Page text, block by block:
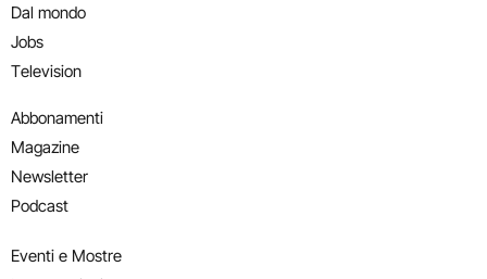
Dal mondo
Jobs
Television
Abbonamenti
Magazine
Newsletter
Podcast
Eventi e Mostre